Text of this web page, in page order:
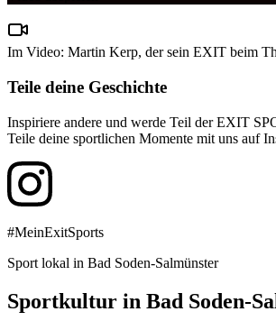
Im Video: Martin Kerp, der sein EXIT beim
Teile deine Geschichte
Inspiriere andere und werde Teil der EXIT
Teile deine sportlichen Momente mit uns auf
#MeinExitSports
Sport lokal in Bad Soden-Salmünster
Sportkultur in Bad Soden-